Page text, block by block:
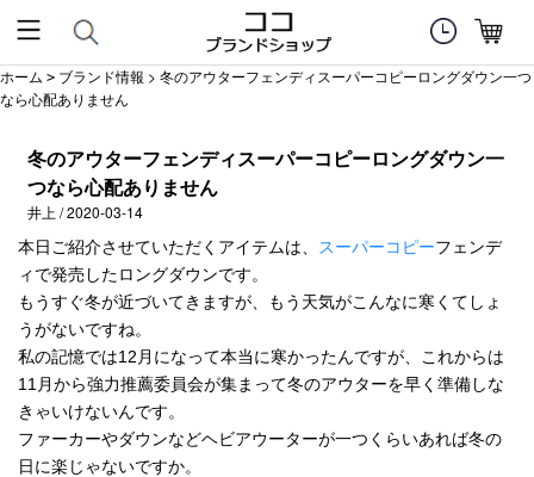
ホーム > ブランド情報 > 冬のアウターフェンディスーパーコピーロングダウン一つ
なら心配ありません
冬のアウターフェンディスーパーコピーロングダウン一
つなら心配ありません
井上 / 2020-03-14
本日ご紹介させていただくアイテムは、 スーパーコピーフェンデ
ィで発売したロングダウンです。
もうすぐ冬が近づいてきますが、もう天気がこんなに寒くてしょ
うがないですね。
私の記憶では12月になって本当に寒かったんですが、これからは
11月から強力推薦委員会が集まって冬のアウターを早く準備しな
きゃいけないんです。
ファーカーやダウンなどヘビアウーターが一つくらいあれば冬の
日に楽じゃないですか。